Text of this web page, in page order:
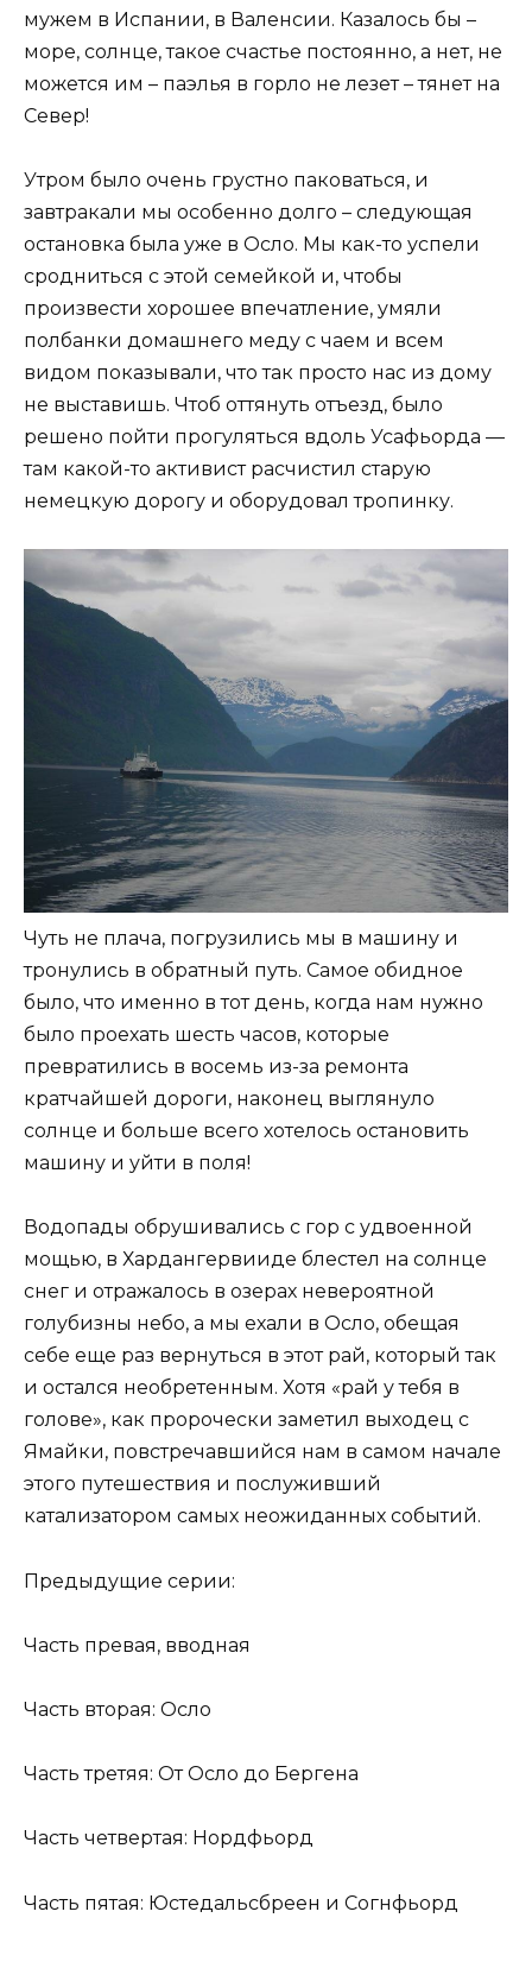
мужем в Испании, в Валенсии. Казалось бы –
море, солнце, такое счастье постоянно, а нет, не
можется им – паэлья в горло не лезет – тянет на
Север!
Утром было очень грустно паковаться, и
завтракали мы особенно долго – следующая
остановка была уже в Осло. Мы как-то успели
сродниться с этой семейкой и, чтобы
произвести хорошее впечатление, умяли
полбанки домашнего меду с чаем и всем
видом показывали, что так просто нас из дому
не выставишь. Чтоб оттянуть отъезд, было
решено пойти прогуляться вдоль Усафьорда —
там какой-то активист расчистил старую
немецкую дорогу и оборудовал тропинку.
Чуть не плача, погрузились мы в машину и
тронулись в обратный путь. Самое обидное
было, что именно в тот день, когда нам нужно
было проехать шесть часов, которые
превратились в восемь из-за ремонта
кратчайшей дороги, наконец выглянуло
солнце и больше всего хотелось остановить
машину и уйти в поля!
Водопады обрушивались с гор с удвоенной
мощью, в Хардангервииде блестел на солнце
снег и отражалось в озерах невероятной
голубизны небо, а мы ехали в Осло, обещая
себе еще раз вернуться в этот рай, который так
и остался необретенным. Хотя «рай у тебя в
голове», как пророчески заметил выходец с
Ямайки, повстречавшийся нам в самом начале
этого путешествия и послуживший
катализатором самых неожиданных событий.
Предыдущие серии:
Часть превая, вводная
Часть вторая: Осло
Часть третяя: От Осло до Бергена
Часть четвертая: Нордфьорд
Часть пятая: Юстедальсбреен и Согнфьорд